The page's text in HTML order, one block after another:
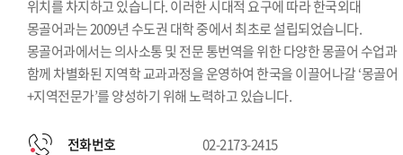
위치를 차지하고 있습니다. 이러한 시대적 요구에 따라 한국외대
몽골어과는 2009년 수도권 대학 중에서 최초로 설립되었습니다.
몽골어과에서는 의사소통 및 전문 통번역을 위한 다양한 몽골어 수업과
함께 차별화된 지역학 교과과정을 운영하여 한국을 이끌어나갈 ‘몽골어
+지역전문가’를 양성하기 위해 노력하고 있습니다.
전화번호 02-2173-2415